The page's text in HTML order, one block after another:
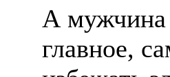
А мужчина
главное,